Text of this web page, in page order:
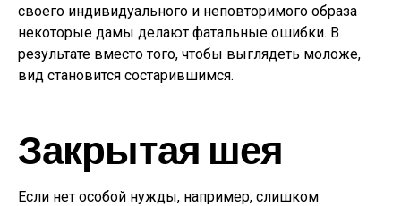
своего индивидуального и неповторимого образа
некоторые дамы делают фатальные ошибки. В
результате вместо того, чтобы выглядеть моложе,
вид становится состарившимся.
Закрытая шея
Если нет особой нужды, например, слишком